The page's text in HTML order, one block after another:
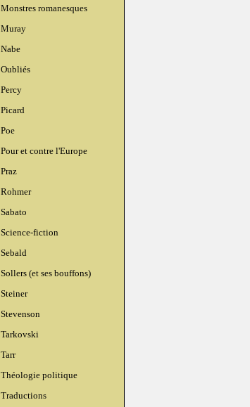
Monstres romanesques
Muray
Nabe
Oubliés
Percy
Picard
Poe
Pour et contre l'Europe
Praz
Rohmer
Sabato
Science-fiction
Sebald
Sollers (et ses bouffons)
Steiner
Stevenson
Tarkovski
Tarr
Théologie politique
Traductions